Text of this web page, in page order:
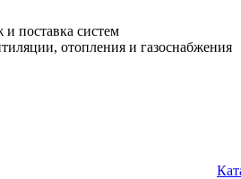
поставка систем
отопления и газоснабжения